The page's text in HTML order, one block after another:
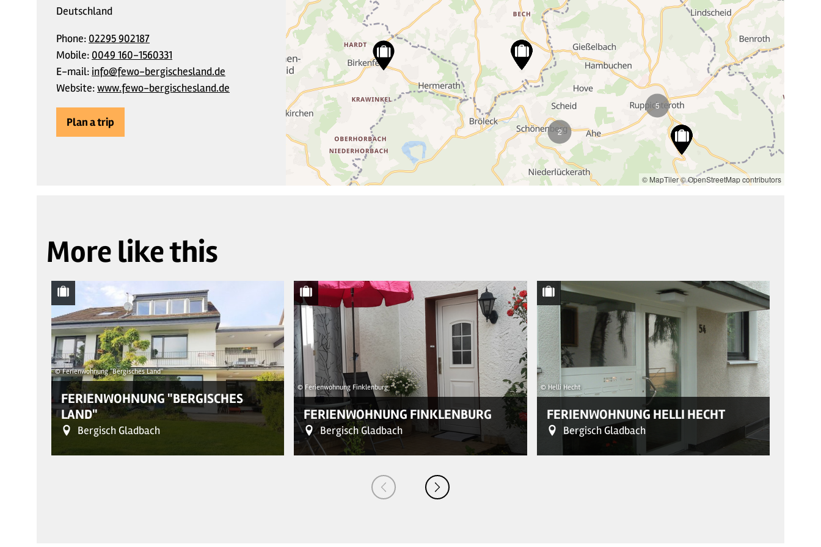
Deutschland
Phone: 02295 902187
Mobile: 0049 160-1560331
E-mail: info@fewo-bergischesland.de
Website:www.fewo-bergischesland.de
Plan a trip
2
5
© MapTiler© OpenStreetMap contributors
More like this
© Ferienwohnung "Bergisches Land"
FERIENWOHNUNG "BERGISCHES
LAND"
Bergisch Gladbach
© Ferienwohnung Finklenburg
FERIENWOHNUNG FINKLENBURG
Bergisch Gladbach
© Helli Hecht
FERIENWOHNUNG HELLI HECHT
Bergisch Gladbach